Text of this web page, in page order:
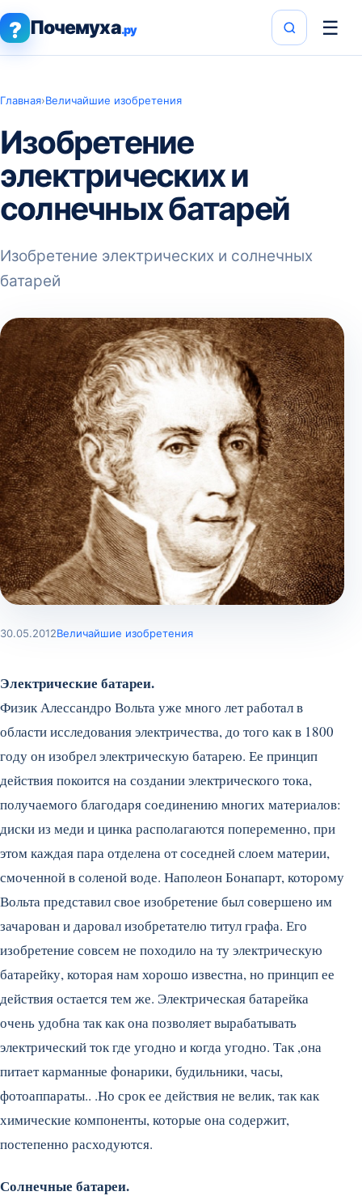
? Почемуха.ру ☰
Главная›Величайшие изобретения
Изобретение
электрических и
солнечных батарей
Изобретение электрических и солнечных
батарей
30.05.2012Величайшие изобретения
Электрические батареи.
Физик Алессандро Вольта уже много лет работал в
области исследования электричества, до того как в 1800
году он изобрел электрическую батарею. Ее принцип
действия покоится на создании электрического тока,
получаемого благодаря соединению многих материалов:
диски из меди и цинка располагаются попеременно, при
этом каждая пара отделена от соседней слоем материи,
смоченной в соленой воде. Наполеон Бонапарт, которому
Вольта представил свое изобретение был совершено им
зачарован и даровал изобретателю титул графа. Его
изобретение совсем не походило на ту электрическую
батарейку, которая нам хорошо известна, но принцип ее
действия остается тем же. Электрическая батарейка
очень удобна так как она позволяет вырабатывать
электрический ток где угодно и когда угодно. Так ,она
питает карманные фонарики, будильники, часы,
фотоаппараты.. .Но срок ее действия не велик, так как
химические компоненты, которые она содержит,
постепенно расходуются.
Солнечные батареи.